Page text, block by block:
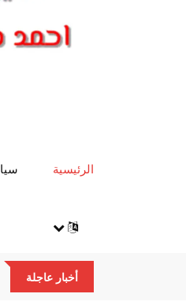
الرئيسية
أخبار عاجلة
علماء كاوست